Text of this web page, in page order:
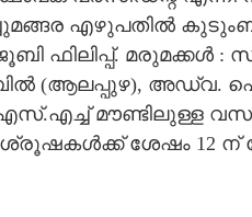
എഴുപതിൽ
ഫിലിപ്പ്. മരുമക്കൾ :
(ആലപ്പുഴ),​ അഡ്വ.
മൗണ്ടിലുള്ള
ശേഷം 12 ന്